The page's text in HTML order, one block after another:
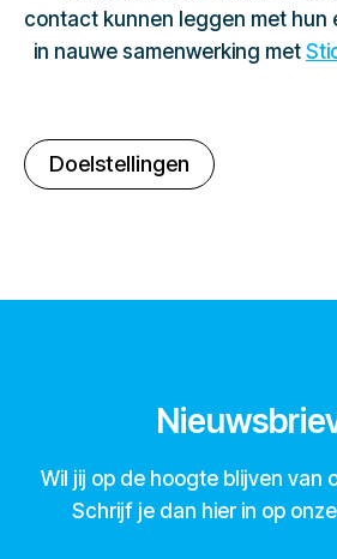
contact kunnen leggen met hun
in nauwe samenwerking met
Doelstellingen
Wil jij op de hoogte blijven van
Schrijf je dan hier in op